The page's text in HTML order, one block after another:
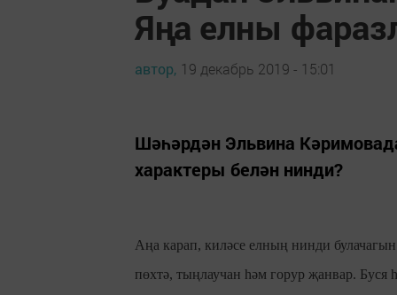
Яңа елны
автор, 19 декабрь 2019 - 15:01
Шәһәрдән Эльвина
характеры белән нинди?
Аңа карап, киләсе елның нинди
пөхтә, тыңлаучан һәм горур җанвар.